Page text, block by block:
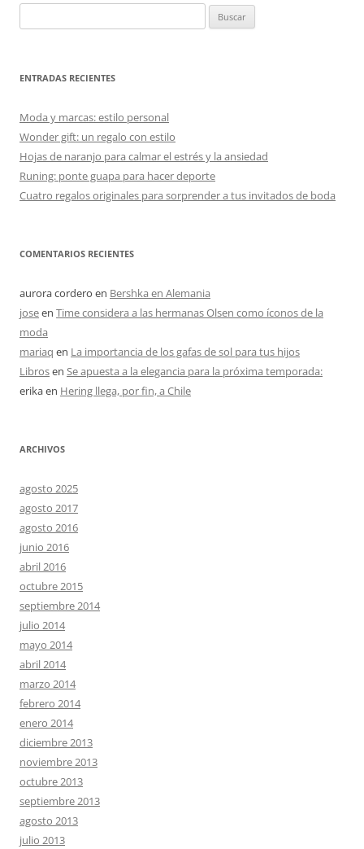
ENTRADAS RECIENTES
Moda y marcas: estilo personal
Wonder gift: un regalo con estilo
Hojas de naranjo para calmar el estrés y la ansiedad
Runing: ponte guapa para hacer deporte
Cuatro regalos originales para sorprender a tus invitados de boda
COMENTARIOS RECIENTES
aurora cordero en Bershka en Alemania
joseen Time considera a las hermanas Olsen como íconos de la
moda
mariaq en La importancia de los gafas de sol para tus hijos
Librosen Se apuesta a la elegancia para la próxima temporada:
erikaen Hering llega, por fin, a Chile
ARCHIVOS
agosto 2025
agosto 2017
agosto 2016
junio 2016
abril 2016
octubre 2015
septiembre 2014
julio 2014
mayo 2014
abril 2014
marzo 2014
febrero 2014
enero 2014
diciembre 2013
noviembre 2013
octubre 2013
septiembre 2013
agosto 2013
julio 2013